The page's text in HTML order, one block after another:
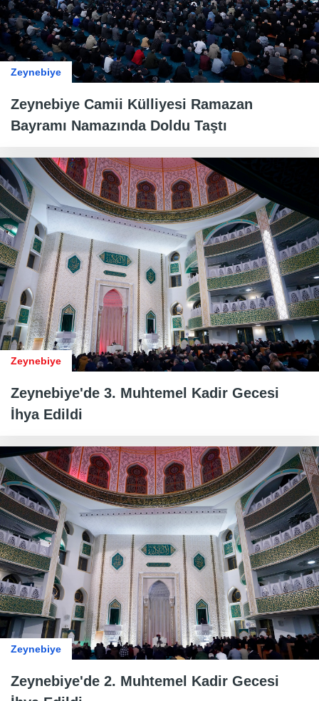
Zeynebiye
Zeynebiye Camii Külliyesi Ramazan
Bayramı Namazında Doldu Taştı
Zeynebiye
Zeynebiye'de 3. Muhtemel Kadir Gecesi
İhya Edildi
Zeynebiye
Zeynebiye'de 2. Muhtemel Kadir Gecesi